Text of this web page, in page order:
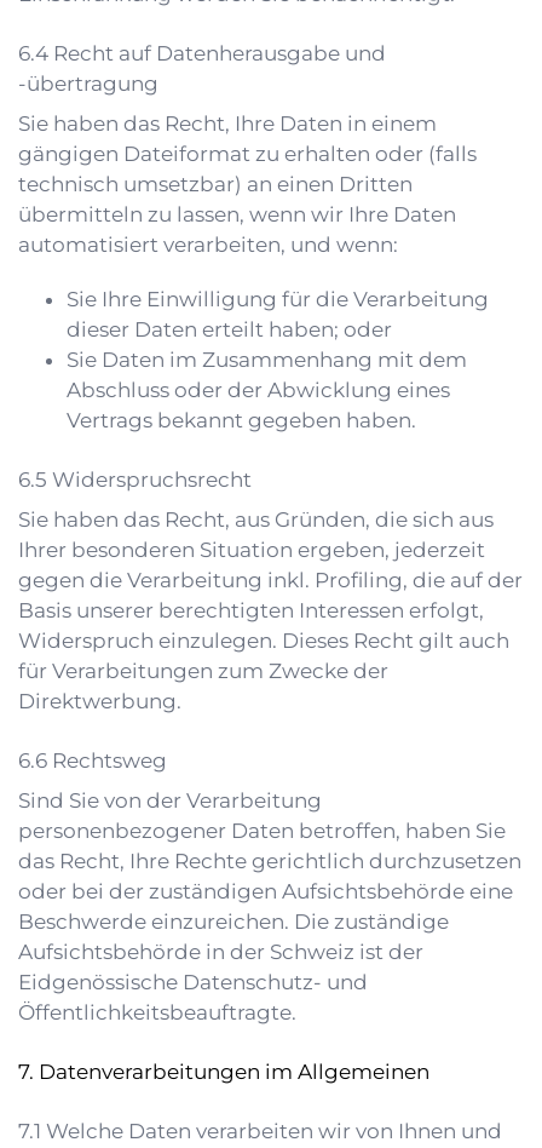
Recht auf Datenherausgabe und
-übertragung
Sie haben das Recht, Ihre Daten in einem
gängigen Dateiformat zu erhalten oder (falls
technisch umsetzbar) an einen Dritten
übermitteln zu lassen, wenn wir Ihre Daten
automatisiert verarbeiten, und wenn:
Sie Ihre Einwilligung für die Verarbeitung
dieser Daten erteilt haben; oder
Sie Daten im Zusammenhang mit dem
Abschluss oder der Abwicklung eines
Vertrags bekannt gegeben haben.
Widerspruchsrecht
Sie haben das Recht, aus Gründen, die sich aus
Ihrer besonderen Situation ergeben, jederzeit
gegen die Verarbeitung inkl. Profiling, die auf der
Basis unserer berechtigten Interessen erfolgt,
Widerspruch einzulegen. Dieses Recht gilt auch
für Verarbeitungen zum Zwecke der
Direktwerbung.
Rechtsweg
Sind Sie von der Verarbeitung
personenbezogener Daten betroffen, haben Sie
das Recht, Ihre Rechte gerichtlich durchzusetzen
oder bei der zuständigen Aufsichtsbehörde eine
Beschwerde einzureichen. Die zuständige
Aufsichtsbehörde in der Schweiz ist der
Eidgenössische Datenschutz- und
Öffentlichkeitsbeauftragte.
Datenverarbeitungen im Allgemeinen
Welche Daten verarbeiten wir von Ihnen und